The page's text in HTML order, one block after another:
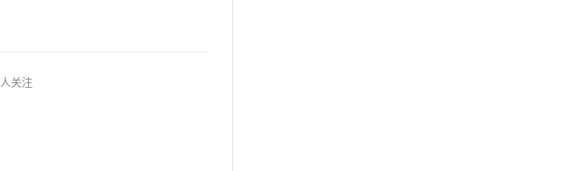
人关注